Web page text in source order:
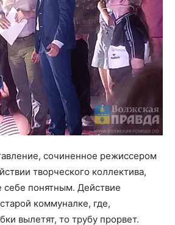
сочиненное режиссером
творческого коллектива,
себе понятным. Действие
коммуналке, где,
вылетят, то трубу прорвет.